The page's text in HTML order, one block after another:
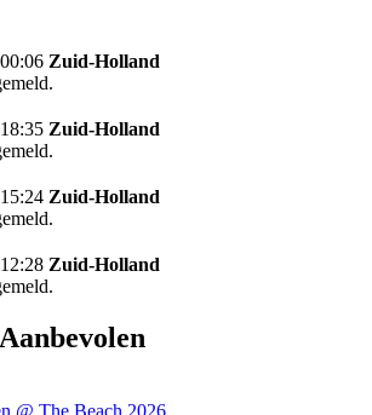
Zuid-Holland
Zuid-Holland
Zuid-Holland
Zuid-Holland
@ The Beach 2026